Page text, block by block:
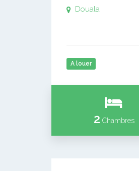
Douala
A louer
2 Chambres